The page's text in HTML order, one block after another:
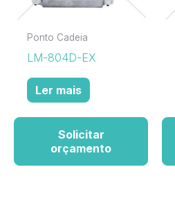
Ponto Cadeia
LM-804D-EX
Ler mais
Solicitar
orçamento